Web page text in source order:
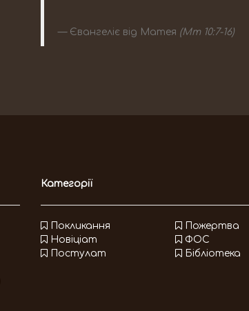
Євангеліє від Матея (Мт 10:7-16)
Категорії
Покликання
Новіціат
Постулат
Пожертва
ФОС
Бібліотека